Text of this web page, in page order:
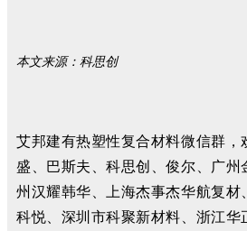
本文来源：科思创
艾邦建有热塑性复合材料微信群，
盛、巴斯夫、科思创、俊尔、广州
州汉耀韩华、上海杰事杰华航复材
科悦、深圳市科聚新材料、浙江华